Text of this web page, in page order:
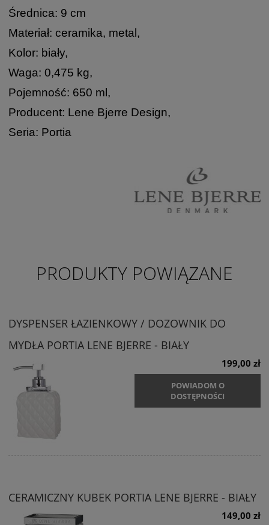
Średnica: 9 cm
Materiał: ceramika, metal,
Kolor: biały,
Waga: 0,475 kg,
Pojemność: 650 ml,
Producent: Lene Bjerre Design,
Seria: Portia
PRODUKTY POWIĄZANE
DYSPENSER ŁAZIENKOWY / DOZOWNIK DO
MYDŁA PORTIA LENE BJERRE - BIAŁY
199,00 zł
POWIADOM O
DOSTĘPNOŚCI
CERAMICZNY KUBEK PORTIA LENE BJERRE - BIAŁY
149,00 zł